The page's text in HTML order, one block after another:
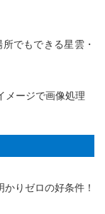
でもできる星雲・
メージで画像処理
りゼロの好条件！